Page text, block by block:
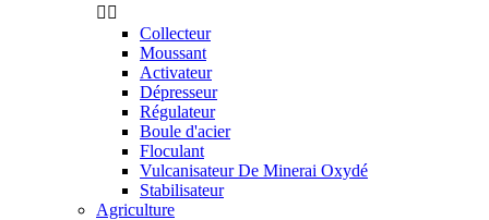
 
Collecteur
Moussant
Activateur
Dépresseur
Régulateur
Boule d'acier
Floculant
Vulcanisateur De Minerai Oxydé
Stabilisateur
Agriculture